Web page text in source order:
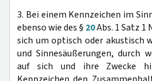
3. Bei einem Kennzeichen im
ebenso wie des § 20Abs. 1 Satz 1
sich um optisch oder akustisch
und Sinnesäußerungen, durch
auf sich und ihre Zwecke